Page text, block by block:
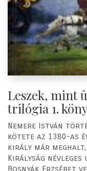
Leszek, mint
trilógia 1.
Nemere István
kötete az 1380-as
király már
Királyság
Bosnyák Erzsébet